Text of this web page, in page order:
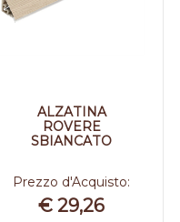
ALZATINA
ROVERE
SBIANCATO
Prezzo d'Acquisto:
€ 29,26